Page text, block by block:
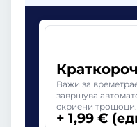
Важи за
завршува
скриени трошоци.
+ 1,99 €